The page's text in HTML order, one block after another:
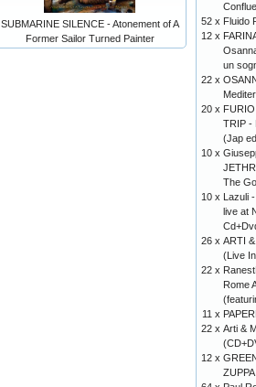
SUBMARINE SILENCE - Atonement of A
Former Sailor Turned Painter
52 x Fluido
12 x
un
22 x
20 x
TRIP -
(Jap
10 x
The
10 x Lazuli
live at
26 x ARTI
(Live
22 x
Rome
11 x
22 x Arti &
12 x